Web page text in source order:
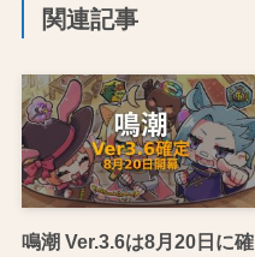
関連記事
鳴潮 Ver.3.6は8月20日に確